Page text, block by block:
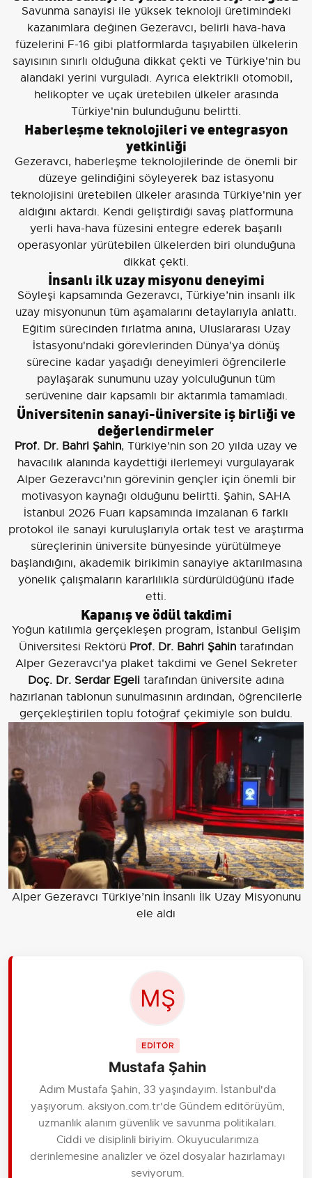
Savunma sanayisi ile yüksek teknoloji üretimindeki
kazanımlara değinen Gezeravcı, belirli hava-hava
füzelerini F-16 gibi platformlarda taşıyabilen ülkelerin
sayısının sınırlı olduğuna dikkat çekti ve Türkiye'nin bu
alandaki yerini vurguladı. Ayrıca elektrikli otomobil,
helikopter ve uçak üretebilen ülkeler arasında
Türkiye'nin bulunduğunu belirtti.
Haberleşme teknolojileri ve entegrasyon
yetkinliği
Gezeravcı, haberleşme teknolojilerinde de önemli bir
düzeye gelindiğini söyleyerek baz istasyonu
teknolojisini üretebilen ülkeler arasında Türkiye'nin yer
aldığını aktardı. Kendi geliştirdiği savaş platformuna
yerli hava-hava füzesini entegre ederek başarılı
operasyonlar yürütebilen ülkelerden biri olunduğuna
dikkat çekti.
İnsanlı ilk uzay misyonu deneyimi
Söyleşi kapsamında Gezeravcı, Türkiye’nin insanlı ilk
uzay misyonunun tüm aşamalarını detaylarıyla anlattı.
Eğitim sürecinden fırlatma anına, Uluslararası Uzay
İstasyonu'ndaki görevlerinden Dünya'ya dönüş
sürecine kadar yaşadığı deneyimleri öğrencilerle
paylaşarak sunumunu uzay yolculuğunun tüm
serüvenine dair kapsamlı bir aktarımla tamamladı.
Üniversitenin sanayi-üniversite iş birliği ve
değerlendirmeler
Prof. Dr. Bahri Şahin, Türkiye'nin son 20 yılda uzay ve
havacılık alanında kaydettiği ilerlemeyi vurgulayarak
Alper Gezeravcı’nın görevinin gençler için önemli bir
motivasyon kaynağı olduğunu belirtti. Şahin, SAHA
İstanbul 2026 Fuarı kapsamında imzalanan 6 farklı
protokol ile sanayi kuruluşlarıyla ortak test ve araştırma
süreçlerinin üniversite bünyesinde yürütülmeye
başlandığını, akademik birikimin sanayiye aktarılmasına
yönelik çalışmaların kararlılıkla sürdürüldüğünü ifade
etti.
Kapanış ve ödül takdimi
Yoğun katılımla gerçekleşen program, İstanbul Gelişim
Üniversitesi Rektörü Prof. Dr. Bahri Şahin tarafından
Alper Gezeravcı'ya plaket takdimi ve Genel Sekreter
Doç. Dr. Serdar Egeli tarafından üniversite adına
hazırlanan tablonun sunulmasının ardından, öğrencilerle
gerçekleştirilen toplu fotoğraf çekimiyle son buldu.
Alper Gezeravcı Türkiye’nin İnsanlı İlk Uzay Misyonunu
ele aldı
EDİTÖR
Mustafa Şahin
Adım Mustafa Şahin, 33 yaşındayım. İstanbul'da
yaşıyorum. aksiyon.com.tr'de Gündem editörüyüm,
uzmanlık alanım güvenlik ve savunma politikaları.
Ciddi ve disiplinli biriyim. Okuyucularımıza
derinlemesine analizler ve özel dosyalar hazırlamayı
seviyorum.